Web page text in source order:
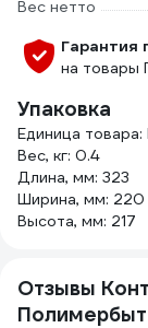
Вес нетто
Гарантия
на
Упаковка
Единица
Вес, кг: 0.4
Длина, мм: 323
Ширина, мм: 220
Высота, мм: 217
Отзывы
Полимербыт